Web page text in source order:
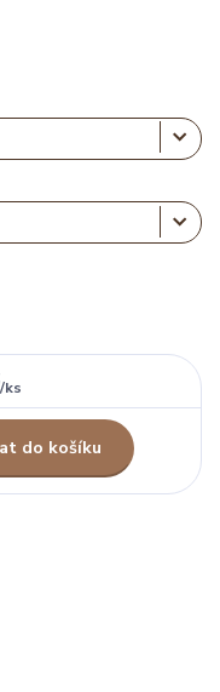
/ks
do košíku